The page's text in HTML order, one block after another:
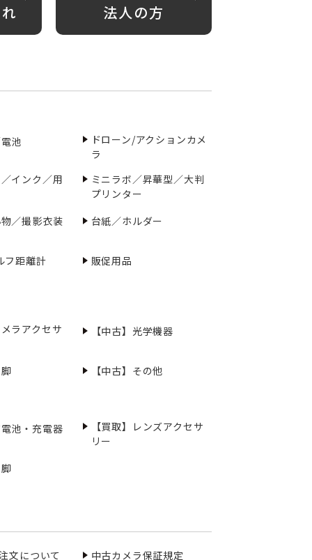
法人の方
池
ドローン/アクションカメ
ラ
インク／用
ミニラボ／昇華型／大判
プリンター
／撮影衣装
台紙／ホルダー
フ距離計 販促用品
ラアクセサ 【中古】光学機器
【中古】その他
池・充電器
【買取】レンズアクセサ
リー
文について 中古カメラ保証規定